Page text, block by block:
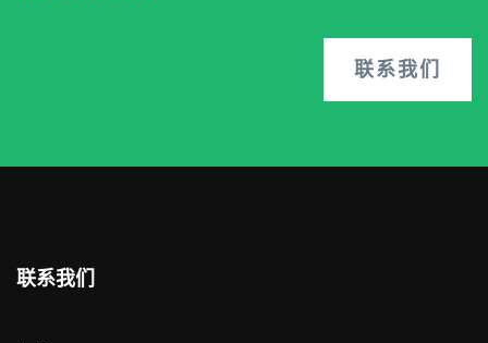
联系我们
联系我们